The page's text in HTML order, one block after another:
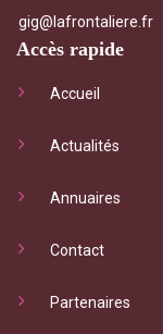
gig@lafrontaliere.fr
Accès rapide
Accueil
Actualités
Annuaires
Contact
Partenaires